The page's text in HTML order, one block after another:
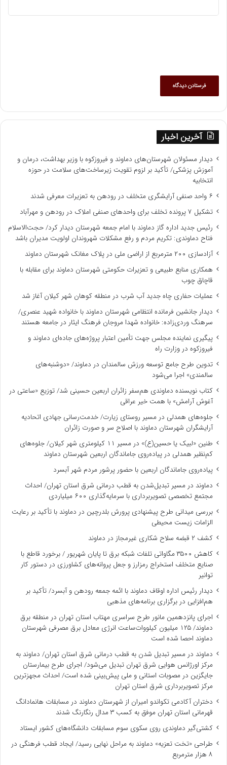
آخرین اخبار
دیدار مسئولان شهرستان‌های دماوند و فیروزکوه با وزیر بهداشت، درمان و
آموزش پزشکی/ تأکید بر لزوم تقویت زیرساخت‌های سلامت در حوزه
انتخابیه
۶ واحد صنفی آرایشگری متخلف در رودهن به تعزیرات معرفی شدند
تشکیل ۷ پرونده تخلف برای واحدهای صنفی املاک در رودهن و مهرآباد
رئیس جدید اداره گاز دماوند با امام جمعه شهرستان دیدار کرد/ حجت‌الاسلام
فتاح دماوندی: تکریم مردم و رفع مشکلات شهروندان اولویت مدیران باشد
آزادسازی ۲۰۰ مترمربع از اراضی ملی در پلاک مغانک شهرستان دماوند
همکاری منابع طبیعی و تعزیرات حکومتی شهرستان دماوند برای مقابله با
قاچاق چوب
عملیات حفاری چاه جدید آب شرب در منطقه کوهان شهر کیلان آغاز شد
دیدار جانشین فرمانده انتظامی شهرستان دماوند با خانواده شهید عنصری/
سرهنگ وردی‌زاده: خانواده شهدا مروجان فرهنگ ایثار در جامعه هستند
پیگیری نماینده مجلس جهت تأمین اعتبار پروژه‌های جاده‌ای دماوند و
فیروزکوه در وزارت راه
تدوین طرح جامع توسعه ورزش سالمندان در دماوند/ «دوشنبه‌های
سالمندی» اجرا می‌شود
کتاب نویسنده دماوندی هم‌سفر زائران اربعین حسینی شد/ توزیع «ساعتی در
آغوش آرامش» با همت خیر عراقی
جلوه‌های همدلی در مسیر روستای زیارت/ خدمت‌رسانی جهادی اتحادیه
آرایشگران شهرستان دماوند با اصلاح سر و صورت زائران
طنین «لبیک یا حسین(ع)» در مسیر ۱۱ کیلومتری شهر کیلان/ جلوه‌های
کم‌نظیر همدلی در پیاده‌روی جاماندگان اربعین شهرستان دماوند
پیاده‌روی جاماندگان اربعین با حضور پرشور مردم شهر آبسرد
دماوند در مسیر تبدیل‌شدن به قطب درمانی شرق استان تهران/ احداث
مجتمع تخصصی تصویربرداری با سرمایه‌گذاری ۶۰۰ میلیاردی
بررسی میدانی طرح پیشنهادی پرورش بلدرچین در دماوند با تأکید بر رعایت
الزامات زیست ‌محیطی
کشف ۲ قبضه سلاح شکاری غیرمجاز در دماوند
کاهش ۳۵۰۰ مگاواتی تلفات شبکه برق تا پایان شهریور / برخورد قاطع با
صنایع متخلف استخراج رمزارز و جعل پروانه‌های کشاورزی در دستور کار
توانیر
دیدار رئیس اداره اوقاف دماوند با ائمه جمعه رودهن و آبسرد/ تأکید بر
هم‌افزایی در برگزاری برنامه‌های مذهبی
اجرای پانزدهمین مانور طرح سراسری مهتاب استان تهران در منطقه برق
دماوند/ ۱۲۵ میلیون کیلووات‌ساعت انرژی معادل برق مصرفی شهرستان
دماوند احصا شده است
دماوند در مسیر تبدیل شدن به قطب درمانی شرق استان تهران/ دماوند به
مرکز اورژانس هوایی شرق تهران تبدیل می‌شود/ اجرای طرح بیمارستان
جایگزین در مصوبات استانی و ملی پیش‌بینی شده است/ احداث مجهزترین
مرکز تصویربرداری شرق استان تهران
دختران آکادمی تکواندو امیران از شهرستان دماوند در مسابقات هانمادانگ
قهرمانی استان تهران موفق به کسب ۳ مدال رنگارنگ شدند
کشتی‌گیر دماوندی روی سکوی سوم مسابقات دانشگاه‌های کشور ایستاد
طراحی «تخت تعزیه» دماوند به مراحل نهایی رسید/ ایجاد قطب فرهنگی در
۸ هزار مترمربع